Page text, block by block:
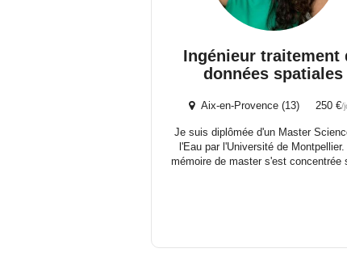
Ingénieur traitement
données spatiales
Aix-en-Provence (13) 250 €/
Je suis diplômée d'un Master
l'Eau par l'Université de
mémoire de master s'est concentrée